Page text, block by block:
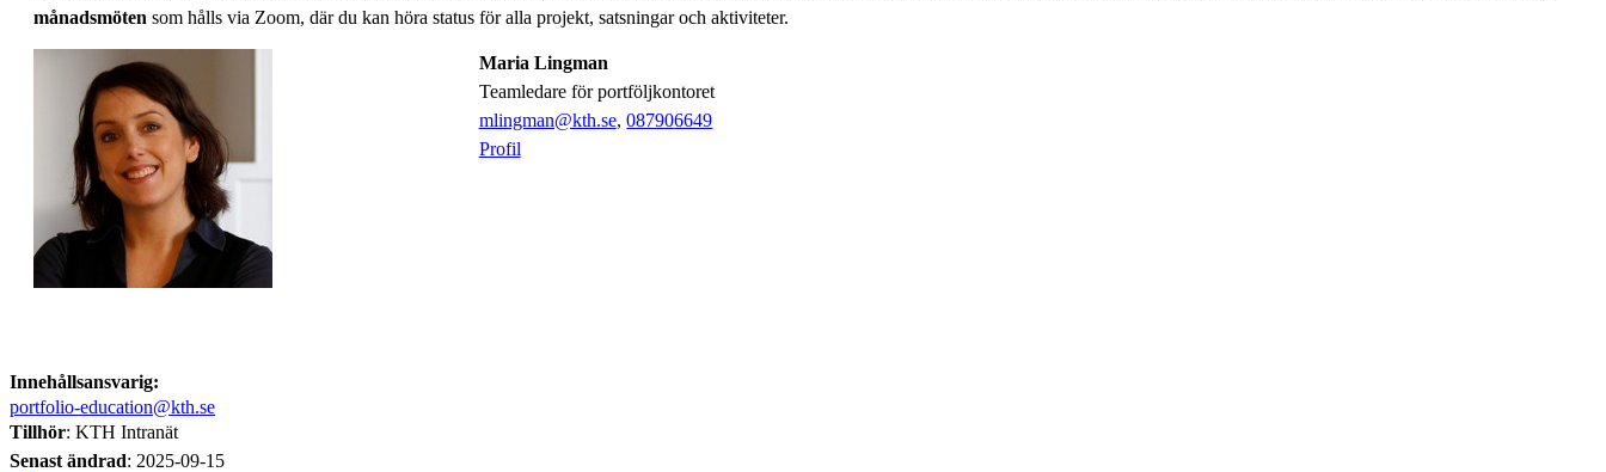
månadsmöten som hålls via Zoom, där du kan höra status för alla projekt, satsningar och aktiviteter.
Maria Lingman
Teamledare för portföljkontoret
mlingman@kth.se,087906649
Profil
Innehållsansvarig:
portfolio-education@kth.se
Tillhör: KTH Intranät
Senast ändrad: 2025-09-15